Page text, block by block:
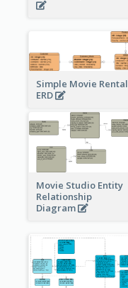
Simple Movie Rental
ERD
Movie Studio Entity
Relationship
Diagram